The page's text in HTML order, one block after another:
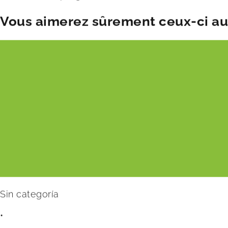
Vous aimerez sûrement ceux-ci
Sin categoría
•